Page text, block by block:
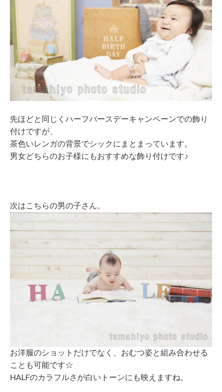
先ほどと同じくハーフバースデーキャンペーンでの飾り
付けですが、
茶色いレンガの背景でシックにまとまっています。
男女どちらのお子様にもおすすめな飾り付けです♪
次はこちらの男の子さん。
お洋服のショットだけでなく、おむつ姿と組み合わせる
ことも可能です☆
HALFのカラフルさが白いトーンにも映えますね。